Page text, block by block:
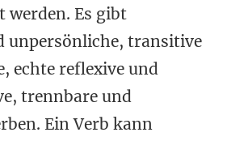
Es gibt
unpersönliche, transitive
echte reflexive und
trennbare und
Ein Verb kann